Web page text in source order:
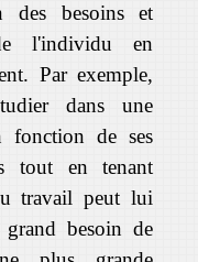
des besoins et
l'individu en
Par exemple,
dans une
de ses
tout en tenant
travail peut lui
besoin de